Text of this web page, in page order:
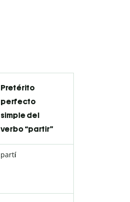
Pretérito
perfecto
simple del
verbo “partir”
partí